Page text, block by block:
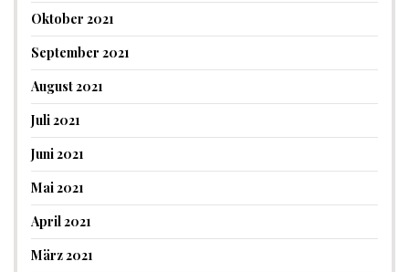
Oktober 2021
September 2021
August 2021
Juli 2021
Juni 2021
Mai 2021
April 2021
März 2021